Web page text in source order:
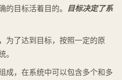
的目标活着目的。 目标决定了系
为了达到目标，按照一定的原
。
成，在系统中可以包含多个和多